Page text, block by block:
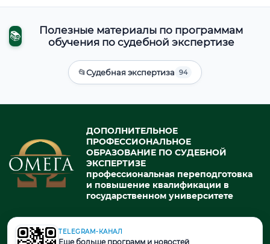
📚
Полезные материалы по программам
обучения по судебной экспертизе
📂Судебная экспертиза 94
ДОПОЛНИТЕЛЬНОЕ
ПРОФЕССИОНАЛЬНОЕ
ОБРАЗОВАНИЕ ПО СУДЕБНОЙ
ЭКСПЕРТИЗЕ
профессиональная переподготовка
и повышение квалификации в
государственном университете
© 2026. При использовании материалов портала активная ссылка
TELEGRAM-КАНАЛ
Еще больше программ и новостей